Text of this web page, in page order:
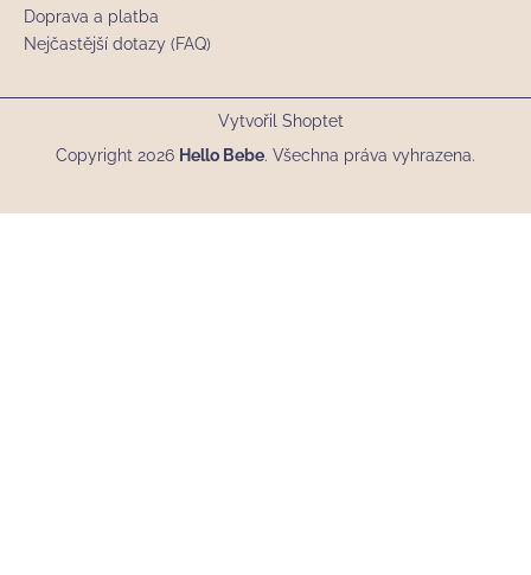
Doprava a platba
Nejčastější dotazy (FAQ)
Vytvořil Shoptet
Copyright 2026 Hello Bebe. Všechna práva vyhrazena.